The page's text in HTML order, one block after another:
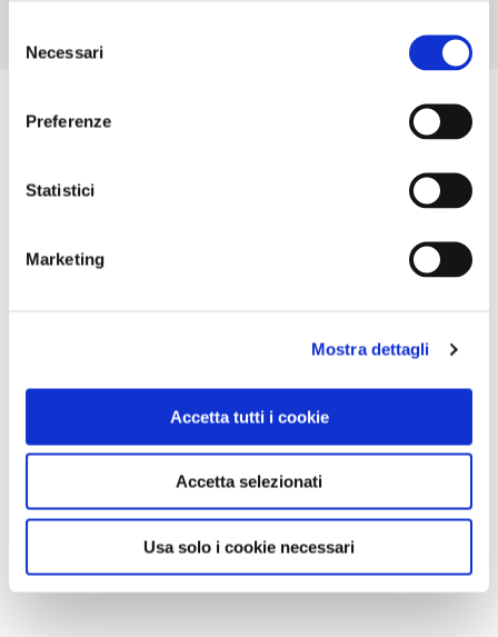
delNecessari
Preferenze
Statistici
Marketing
Mostra dettagli
Accetta tutti i cookie
Accetta selezionati
Usa solo i cookie necessari